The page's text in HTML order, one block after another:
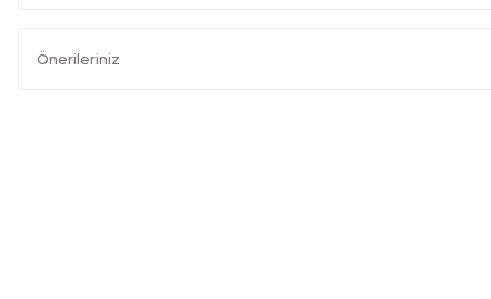
Önerileriniz